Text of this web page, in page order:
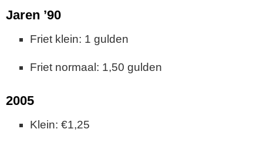
Jaren ’90
Friet klein: 1 gulden
Friet normaal: 1,50 gulden
2005
Klein: €1,25